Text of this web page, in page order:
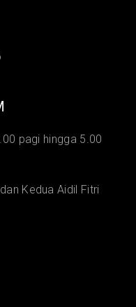
pagi hingga 5.00
Kedua Aidil Fitri